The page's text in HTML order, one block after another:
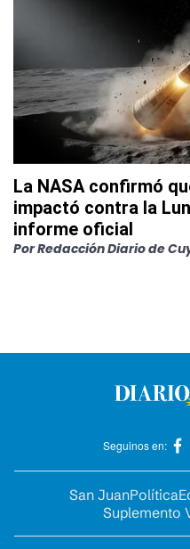
La NASA confirmó
impactó contra la
informe oficial
PorRedacción Diario de
Seguinos en:
San JuanPolítica
Suplemento